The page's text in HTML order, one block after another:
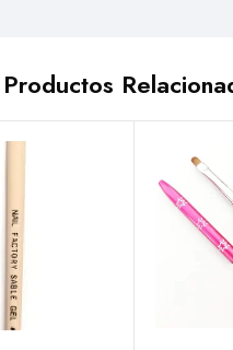
Productos